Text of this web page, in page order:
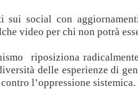
sui social con
video per chi non potrà
riposiziona
delle esperienze di
l’oppressione sistemica.